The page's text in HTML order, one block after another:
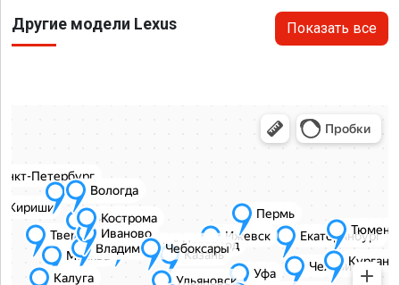
Другие модели Lexus Показать все